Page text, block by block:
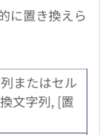
に置き換えら
またはセル
文字列, [置